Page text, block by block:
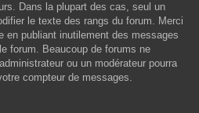
Dans la plupart des cas, seul un
le texte des rangs du forum. Merci
en publiant inutilement des messages
forum. Beaucoup de forums ne
ou un modérateur pourra
compteur de messages.